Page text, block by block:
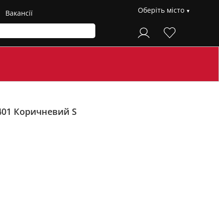
Вакансії Оберіть місто
Коричневий S